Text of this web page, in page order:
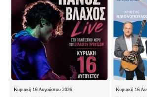
Κυριακή 16 Αυγούστου 2026 Κυριακή 16